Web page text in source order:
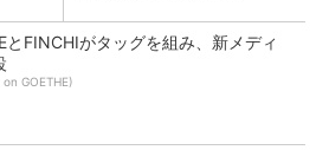
とFINCHIがタッグを組み、新メディ
on GOETHE)